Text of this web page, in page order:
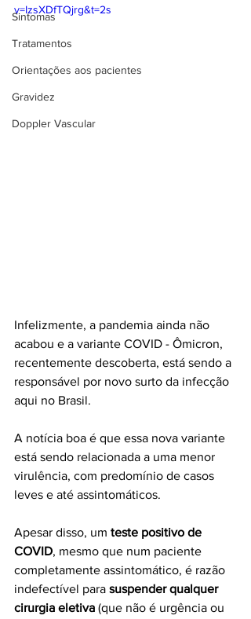
Sintomas
Tratamentos
Orientações aos pacientes
Gravidez
Doppler Vascular
v=IzsXDfTQjrg&t=2s
Infelizmente, a pandemia ainda não
acabou e a variante COVID - Ômicron,
recentemente descoberta, está sendo a
responsável por novo surto da infecção
aqui no Brasil.
A notícia boa é que essa nova variante
está sendo relacionada a uma menor
virulência, com predomínio de casos
leves e até assintomáticos.
Apesar disso, um teste positivo de
COVID, mesmo que num paciente
completamente assintomático, é razão
indefectível para suspender qualquer
cirurgia eletiva (que não é urgência ou